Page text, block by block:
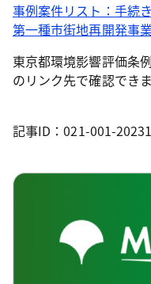
事例案件リスト：手続
第一種市街地再開発事業
東京都環境影響評価条
のリンク先で確認できま
記事ID：021-001-